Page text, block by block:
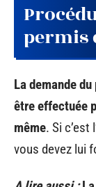
permis
La demande
être effectuée
même. Si
vous devez lui